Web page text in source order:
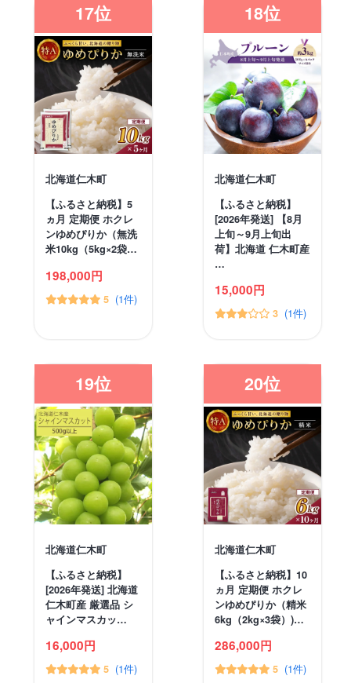
17位
北海道仁木町
【ふるさと納税】5
ヵ月 定期便 ホクレ
ンゆめぴりか（無洗
米10kg（5kg×2袋…
198,000円
5 (1件)
18位
北海道仁木町
【ふるさと納税】
[2026年発送] 【8月
上旬～9月上旬出
荷】北海道 仁木町産
…
15,000円
3 (1件)
19位
北海道仁木町
【ふるさと納税】
[2026年発送] 北海道
仁木町産 厳選品 シ
ャインマスカッ…
16,000円
5 (1件)
20位
北海道仁木町
【ふるさと納税】10
ヵ月 定期便 ホクレ
ンゆめぴりか（精米
6kg（2kg×3袋）)…
286,000円
5 (1件)